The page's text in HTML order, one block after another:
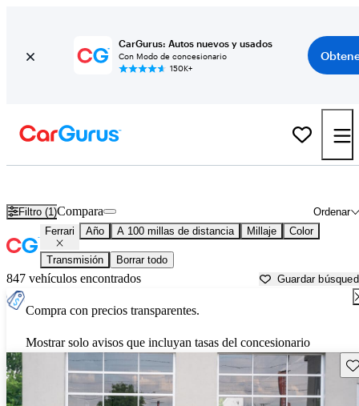
CarGurus: Autos nuevos y usados
Con Modo de concesionario
150K+
Filtro (1) Ordenar
Compara
Ferrari Año A 100 millas de distancia Millaje Color
Transmisión Borrar todo
847 vehículos encontrados Guardar
Compra con precios transparentes.
Mostrar solo avisos que incluyan tasas del concesionario